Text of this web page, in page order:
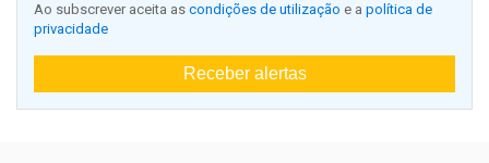
Ao subscrever aceita as condições de utilização e a política de
privacidade
Receber alertas